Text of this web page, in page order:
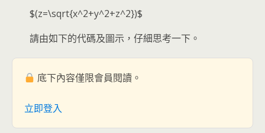
$(z=\sqrt{x^2+y^2+z^2})$
請由如下的代碼及圖示，仔細思考一下。
底下內容僅限會員閱讀。
立即登入